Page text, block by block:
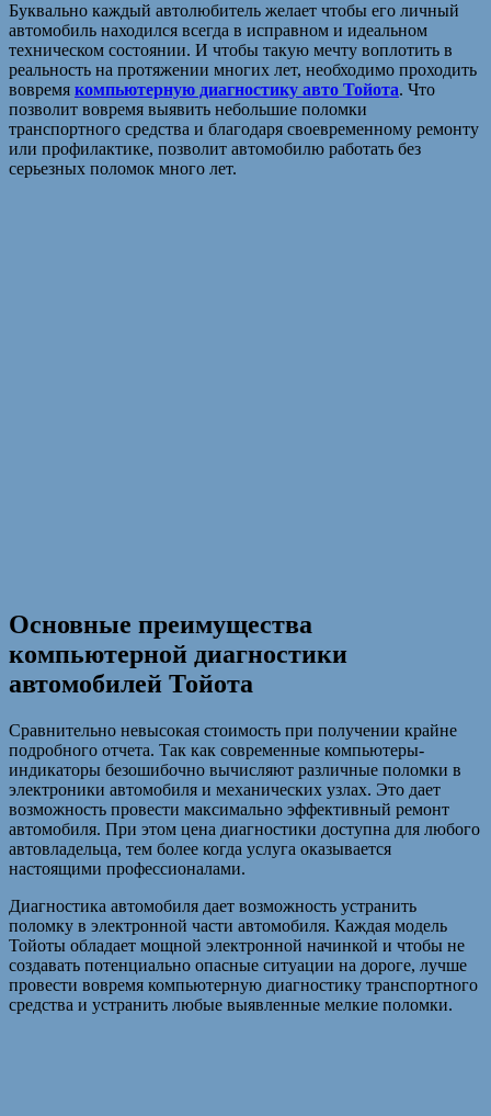
Буквально каждый автолюбитель желает чтобы его личный
автомобиль находился всегда в исправном и идеальном
техническом состоянии. И чтобы такую мечту воплотить в
реальность на протяжении многих лет, необходимо проходить
вовремя компьютерную диагностику авто Тойота. Что
позволит вовремя выявить небольшие поломки
транспортного средства и благодаря своевременному ремонту
или профилактике, позволит автомобилю работать без
серьезных поломок много лет.
Основные преимущества
компьютерной диагностики
автомобилей Тойота
Сравнительно невысокая стоимость при получении крайне
подробного отчета. Так как современные компьютеры-
индикаторы безошибочно вычисляют различные поломки в
электроники автомобиля и механических узлах. Это дает
возможность провести максимально эффективный ремонт
автомобиля. При этом цена диагностики доступна для любого
автовладельца, тем более когда услуга оказывается
настоящими профессионалами.
Диагностика автомобиля дает возможность устранить
поломку в электронной части автомобиля. Каждая модель
Тойоты обладает мощной электронной начинкой и чтобы не
создавать потенциально опасные ситуации на дороге, лучше
провести вовремя компьютерную диагностику транспортного
средства и устранить любые выявленные мелкие поломки.